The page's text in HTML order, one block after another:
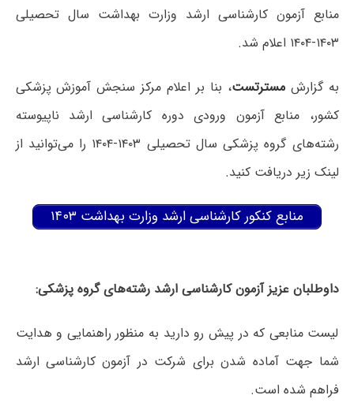
منابع آزمون کارشناسی ارشد وزارت بهداشت سال تحصیلی
۱۴۰۳-۱۴۰۴ اعلام شد.
به گزارشمسترتست، بنا بر اعلام مرکز سنجش آموزش پزشکی
کشور، منابع آزمون ورودی دوره کارشناسی ارشد ناپیوسته
رشته‌های گروه پزشکی سال تحصیلی ۱۴۰۳-۱۴۰۴ را می‌توانید از
لینک زیر دریافت کنید.
منابع کنکور کارشناسی ارشد وزارت بهداشت ۱۴۰۳
داوطلبان عزیز آزمون کارشناسی ارشد رشته‌های گروه پزشکی:
لیست منابعی که در پیش رو دارید به منظور راهنمایی و هدایت
شما جهت آماده شدن برای شرکت در آزمون کارشناسی ارشد
فراهم شده است.